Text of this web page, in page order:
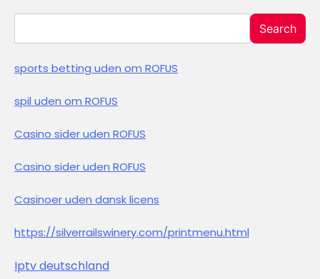
Search
sports betting uden om ROFUS
spil uden om ROFUS
Casino sider uden ROFUS
Casino sider uden ROFUS
Casinoer uden dansk licens
https://silverrailswinery.com/printmenu.html
Iptv deutschland